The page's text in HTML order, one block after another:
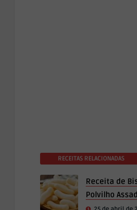
RECEITAS RELACIONADAS
Receita de
Polvilho